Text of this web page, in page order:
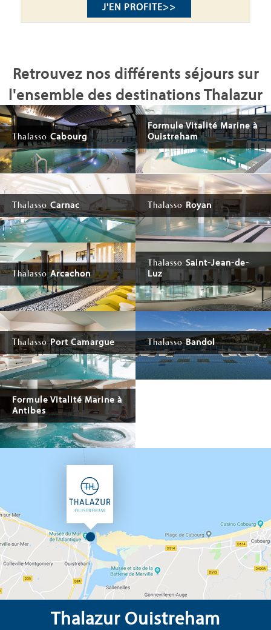
J'EN PROFITE>>
Retrouvez nos différents séjours sur
l'ensemble des destinations Thalazur
Thalasso Cabourg
Formule Vitalité Marine à
Ouistreham
Thalasso Carnac Thalasso Royan
ThalassoArcachon
Thalasso Saint-Jean-de-
Luz
ThalassoPort Camargue ThalassoBandol
Formule Vitalité Marine à
Antibes
Thalazur Ouistreham